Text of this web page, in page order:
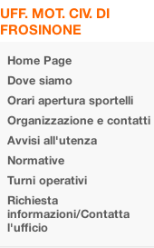
UFF. MOT. CIV. DI
FROSINONE
Home Page
Dove siamo
Orari apertura sportelli
Organizzazione e contatti
Avvisi all'utenza
Normative
Turni operativi
Richiesta
informazioni/Contatta
l'ufficio